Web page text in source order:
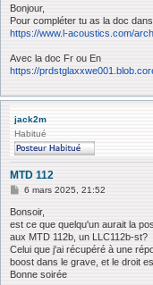
s
s
g
Bonjour,
Pour compléter tu as la doc
https://www.l-acoustics.com/
Avec la doc Fr ou En
https://
jack2m
Habitué
MTD 112
M
s
s
g
e
6 mars 2025, 21:52
Bonsoir,
est ce que quelqu'un aurait la
aux MTD 112b, un LLC112b-st?
Celui que j'ai récupéré à une
boost dans le grave, et le droit
Bonne soirée